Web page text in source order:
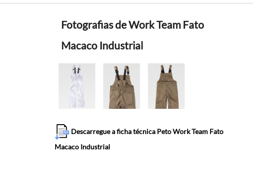
Fotografias de Work Team Fato
Macaco Industrial
Descarregue a ficha técnica Peto Work Team Fato
Macaco Industrial